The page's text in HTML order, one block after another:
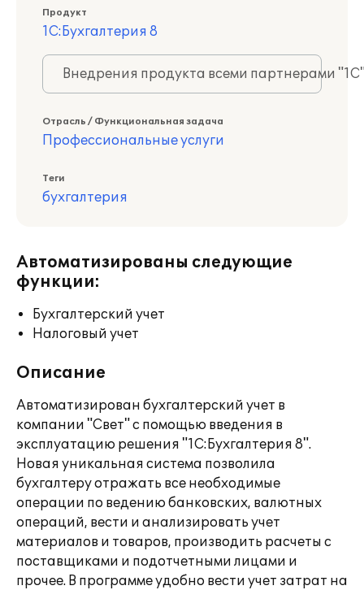
Продукт
1С:Бухгалтерия 8
Внедрения продукта всеми партнерами
Отрасль / Функциональная задача
Профессиональные услуги
Теги
бухгалтерия
Автоматизированы следующие
функции:
Бухгалтерский учет
Налоговый учет
Описание
Автоматизирован бухгалтерский учет в
компании "Свет" с помощью введения в
эксплуатацию решения "1С:Бухгалтерия 8".
Новая уникальная система позволила
бухгалтеру отражать все необходимые
операции по ведению банковских, валютных
операций, вести и анализировать учет
материалов и товаров, производить расчеты с
поставщиками и подотчетными лицами и
прочее. В программе удобно вести учет затрат на